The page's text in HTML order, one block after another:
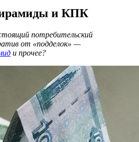
и КПК
потребительский
от «подделок» —
и прочее?